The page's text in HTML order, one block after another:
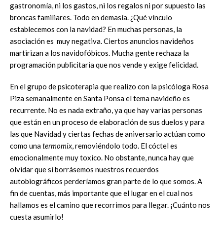
gastronomía, ni los gastos, ni los regalos ni por supuesto las
broncas familiares. Todo en demasía. ¿Qué vínculo
establecemos con la navidad? En muchas personas, la
asociación es muy negativa. Ciertos anuncios navideños
martirizan a los navidofóbicos. Mucha gente rechaza la
programación publicitaria que nos vende y exige felicidad.
En el grupo de psicoterapia que realizo con la psicóloga Rosa
Piza semanalmente en Santa Ponsa el tema navideño es
recurrente. No es nada extraño, ya que hay varias personas
que están en un proceso de elaboración de sus duelos y para
las que Navidad y ciertas fechas de aniversario actúan como
como unatermomix, removiéndolo todo. El cóctel es
emocionalmente muy toxico. No obstante, nunca hay que
olvidar que si borrásemos nuestros recuerdos
autobiográficos perderíamos gran parte de lo que somos. A
fin de cuentas, más importante que el lugar en el cual nos
hallamos es el camino que recorrimos para llegar. ¡Cuánto nos
cuesta asumirlo!